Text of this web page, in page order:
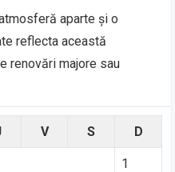
aparte și o
reflecta această
renovări majore sau
V S D
1